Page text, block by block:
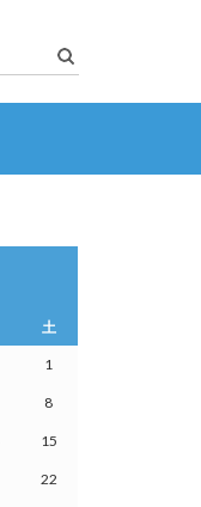
土
1
8
15
22